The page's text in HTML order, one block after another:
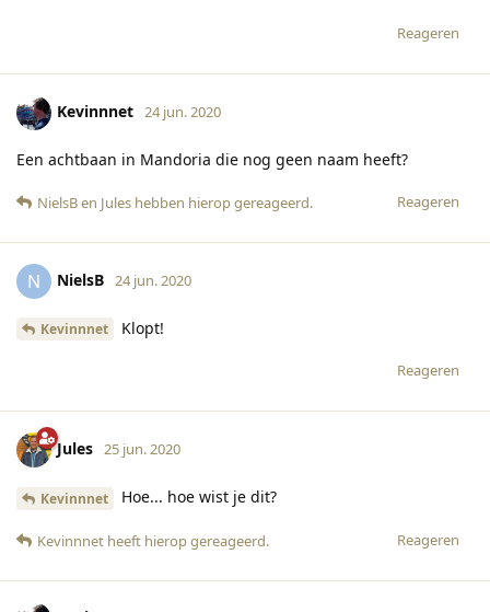
Reageren
Kevinnnet 24 jun. 2020
Een achtbaan in Mandoria die nog geen naam heeft?
Reageren
NielsBen Jules hebben hierop gereageerd.
N NielsB 24 jun. 2020
Kevinnnet Klopt!
Reageren
Jules 25 jun. 2020
Kevinnnet Hoe... hoe wist je dit?
Reageren
Kevinnnet heeft hierop gereageerd.